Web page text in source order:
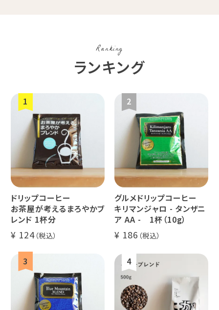
デカフェ
すてきな道
具
生活雑貨 福袋
業務用 定期便 送料無料
インドネシ
グァテマラ
ホンジュラ
ス
Ranking
ランキング
ドリップコーヒー
お茶屋が考えるまろやかブ
レンド 1杯分
124
グルメドリップコーヒー
キリマンジャロ - タンザニ
ア AA - 1杯（10g）
186